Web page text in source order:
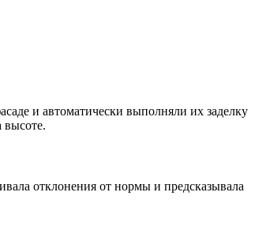
и автоматически выполняли их заделку
высоте.
отклонения от нормы и предсказывала